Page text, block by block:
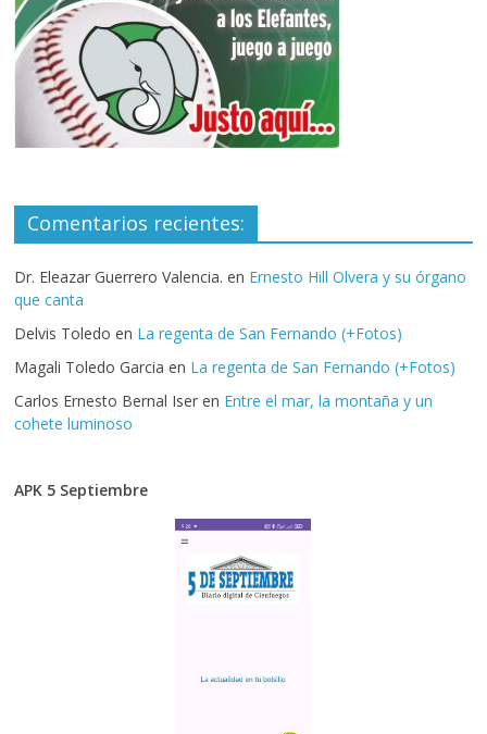
Comentarios recientes:
Dr. Eleazar Guerrero Valencia. en Ernesto Hill Olvera y su órgano
que canta
Delvis Toledo en La regenta de San Fernando (+Fotos)
Magali Toledo Garcia en La regenta de San Fernando (+Fotos)
Carlos Ernesto Bernal Iser en Entre el mar, la montaña y un
cohete luminoso
APK 5 Septiembre